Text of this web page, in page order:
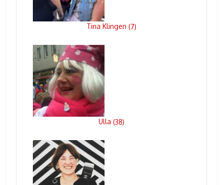
Tina Klingen (7)
Ulla (38)